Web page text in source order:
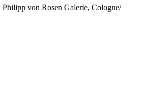
von Rosen Galerie, Cologne/